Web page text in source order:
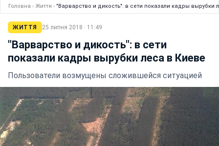
Головна › Життя › "Варварство и дикость": в сети показали кадры вырубки
ЖИТТЯ 25 липня 2018 · 11:49
"Варварство и дикость": в сети
показали кадры вырубки леса в Киеве
Пользователи возмущены сложившейся ситуацией